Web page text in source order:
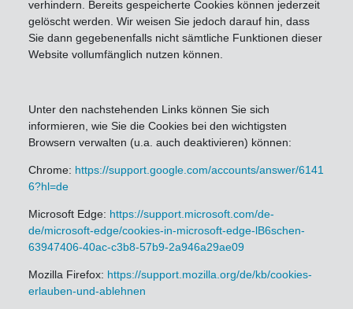
verhindern. Bereits gespeicherte Cookies können jederzeit
gelöscht werden. Wir weisen Sie jedoch darauf hin, dass
Sie dann gegebenenfalls nicht sämtliche Funktionen dieser
Website vollumfänglich nutzen können.
Unter den nachstehenden Links können Sie sich
informieren, wie Sie die Cookies bei den wichtigsten
Browsern verwalten (u.a. auch deaktivieren) können:
Chrome: https://support.google.com/accounts/answer/6141
6?hl=de
Microsoft Edge: https://support.microsoft.com/de-
de/microsoft-edge/cookies-in-microsoft-edge-lB6schen-
63947406-40ac-c3b8-57b9-2a946a29ae09
Mozilla Firefox: https://support.mozilla.org/de/kb/cookies-
erlauben-und-ablehnen